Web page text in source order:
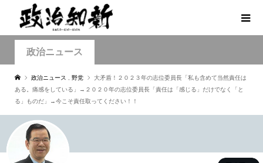
政治ニュース
政治ニュース 野党
大矛盾！２０２３年の志位委員長「私も含めて当然責任は
ある。痛感をしている」→２０２０年の志位委員長「責任は「感じる」だけでなく「と
る」ものだ」→今こそ責任取ってください！！